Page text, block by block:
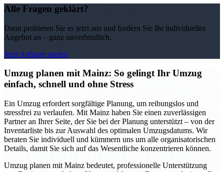
Alle Fragen geklärt?
Dann probieren Sie es jetzt aus und fordern Sie Ihr individuelles
Angebot an – ganz unverbindlich.
Jetzt Anfrage starten
Umzug planen mit Mainz: So gelingt Ihr Umzug
einfach, schnell und ohne Stress
Ein Umzug erfordert sorgfältige Planung, um reibungslos und
stressfrei zu verlaufen. Mit Mainz haben Sie einen zuverlässigen
Partner an Ihrer Seite, der Sie bei der Planung unterstützt – von der
Inventarliste bis zur Auswahl des optimalen Umzugsdatums. Wir
beraten Sie individuell und kümmern uns um alle organisatorischen
Details, damit Sie sich auf das Wesentliche konzentrieren können.
Umzug planen mit Mainz bedeutet, professionelle Unterstützung